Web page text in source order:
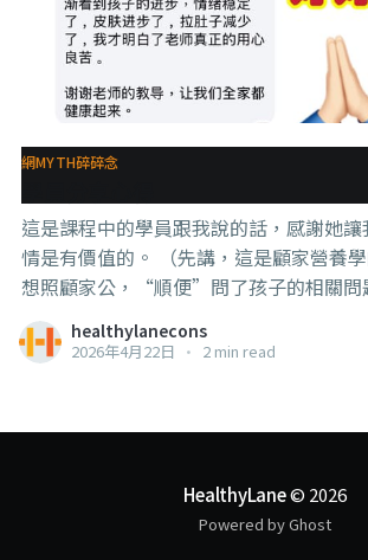
網MYTH碎碎念
這是課程中的學員跟我說的話，感謝她
情是有價值的。 （先講，這是顧家營養
想照顧家公，“順便”問了孩子的相關問
分我給予解答，這課程並不是專屬特殊兒童的）
本不做特殊兒童的consult，也有很多人問
occupational therapist和physio
里人的心理健康也是很重要的。 以我一個人的能力而言，
healthylanecons
2026年4月22日 • 2 min read
HealthyLane© 2026
Powered by Ghost